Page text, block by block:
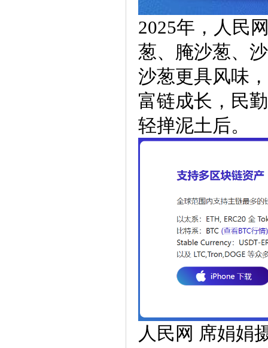
2025年，人民
葱、腌沙葱、
沙葱更具风味
富链成长，民
轻掸泥土后。
人民网 席娟娟